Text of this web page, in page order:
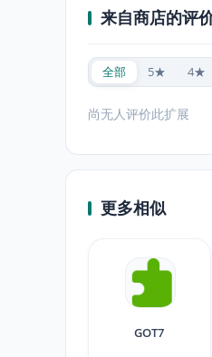
来自商店的评
全部 5★ 4★
尚无人评价此扩展
更多相似
GOT7